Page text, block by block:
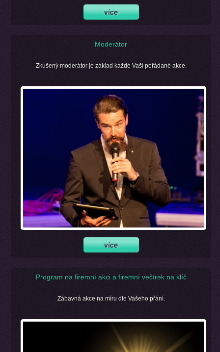
Moderátor
Zkušený moderátor je základ každé Vaší pořádané akce.
Program na firemní akci a firemní večírek na klíč
Zábavná akce na míru dle Vašeho přání.